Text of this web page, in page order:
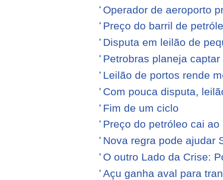
Operador de aeroporto
Preço do barril de
Disputa em leilão de
Petrobras planeja
Leilão de portos rende
Com pouca disputa,
Fim de um ciclo
Preço do petróleo cai
Nova regra pode ajudar
O outro Lado da Crise:
Açu ganha aval para